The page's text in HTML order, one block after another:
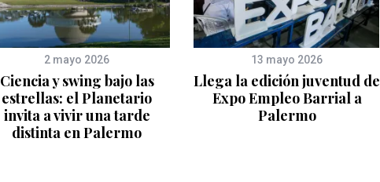
2 mayo 2026
Ciencia y swing bajo las
estrellas: el Planetario
invita a vivir una tarde
distinta en Palermo
13 mayo 2026
Llega la edición juventud de
Expo Empleo Barrial a
Palermo